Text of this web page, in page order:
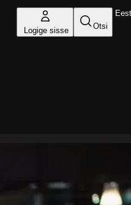
Logige sisse Otsi